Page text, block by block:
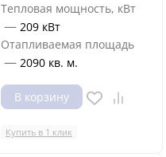
Тепловая мощность, кВт
— 209 кВт
Отапливаемая площадь
— 2090 кв. м.
В корзину
Купить в 1 клик